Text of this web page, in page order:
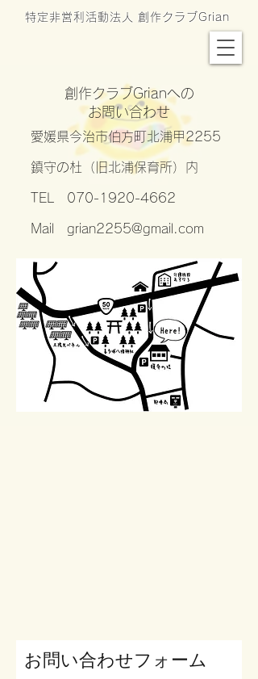
特定非営利活動法人 創作クラブGrian
創作クラブGrianへの
お問い合わせ
愛媛県今治市伯方町北浦甲2255
鎮守の杜（旧北浦保育所）内
TEL 070-1920-4662
Mail grian2255@gmail.com
お問い合わせフォーム